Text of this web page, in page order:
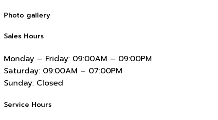
Photo gallery
Sales Hours
Monday – Friday: 09:00AM – 09:00PM
Saturday: 09:00AM – 07:00PM
Sunday: Closed
Service Hours